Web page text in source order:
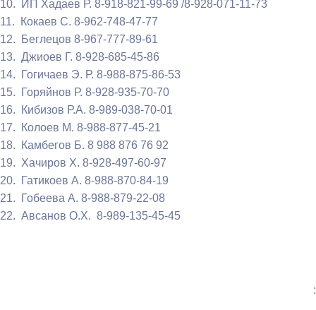
10. ИП Хадаев Р. 8-918-821-99-69 /8-928-071-11-73
11. Кокаев С. 8-962-748-47-77
12. Беглецов 8-967-777-89-61
13. Джиоев Г. 8-928-685-45-86
14. Гогичаев Э. Р. 8-988-875-86-53
15. Горяйнов Р. 8-928-935-70-70
16. Кибизов Р.А. 8-989-038-70-01
17. Колоев М. 8-988-877-45-21
18. Камбегов Б. 8 988 876 76 92
19. Хачиров Х. 8-928-497-60-97
20. Гатикоев А. 8-988-870-84-19
21. Гобеева А. 8-988-879-22-08
22. Авсанов О.Х. 8-989-135-45-45
: